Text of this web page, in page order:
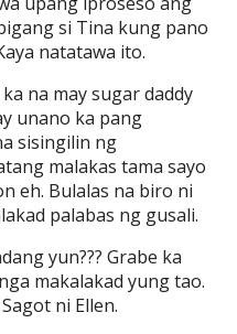
si Tina kung pano
natatawa ito.
na may sugar daddy
unano ka pang
sisingilin ng
malakas tama sayo
eh. Bulalas na biro ni
palabas ng gusali.
yun??? Grabe ka
makalakad yung tao.
ni Ellen.